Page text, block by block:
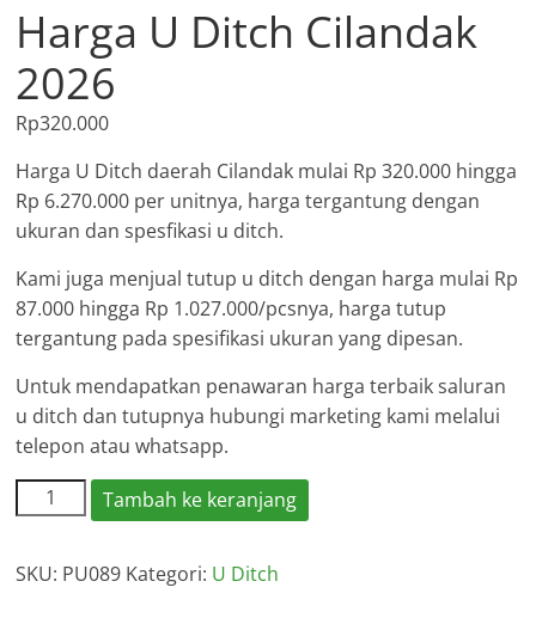
Harga U Ditch Cilandak
2026
Rp320.000
Harga U Ditch daerah Cilandak mulai Rp 320.000 hingga
Rp 6.270.000 per unitnya, harga tergantung dengan
ukuran dan spesfikasi u ditch.
Kami juga menjual tutup u ditch dengan harga mulai Rp
87.000 hingga Rp 1.027.000/pcsnya, harga tutup
tergantung pada spesifikasi ukuran yang dipesan.
Untuk mendapatkan penawaran harga terbaik saluran
u ditch dan tutupnya hubungi marketing kami melalui
telepon atau whatsapp.
Kuantitas
Harga
Ditch
Tambah ke keranjang
SKU: PU089 Kategori: U Ditch